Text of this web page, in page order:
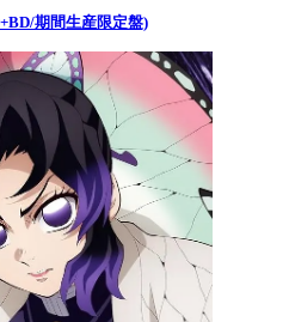
期間生産限定盤)